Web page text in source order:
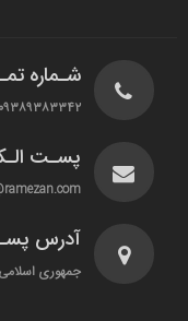
شـماره
۰۹۳۸۹۳۸۳۳۴۲
پسـت
آدرس
جمهوری